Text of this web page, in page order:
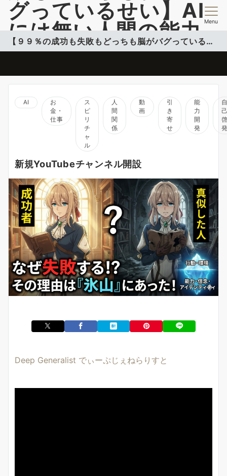
グっているせい】AI
には無い人間の能力
開発情報を提供
Menu
【９９％の成功も失敗もどっちも脳がバグっているせい】
AI
お
金・
仕事
ス
ピ
リ
チ
ャ
ル
人
間
関
係
動
画
引
き
寄
せ
能
力
開
発
新規YouTubeチャンネル開設
Deep Generalist でぃーぷじぇねらりすと